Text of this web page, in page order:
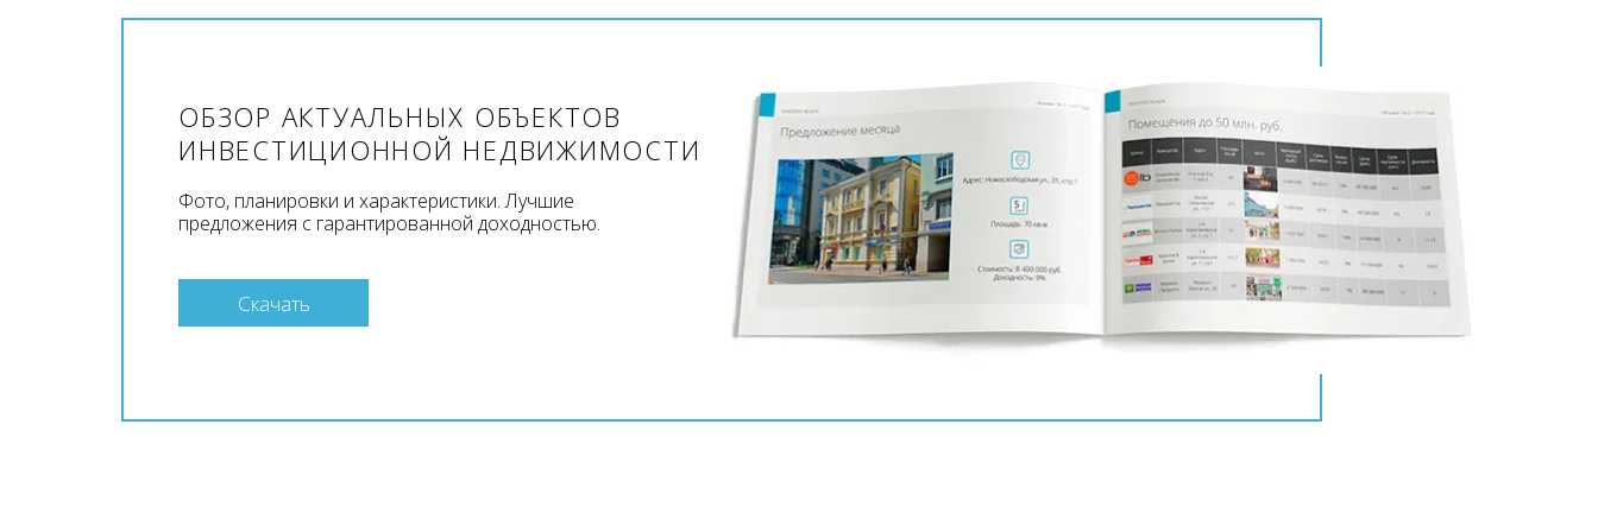
ОБЗОР АКТУАЛЬНЫХ ОБЪЕКТОВ
ИНВЕСТИЦИОННОЙ НЕДВИЖИМОСТИ
Фото, планировки и характеристики. Лучшие
предложения с гарантированной доходностью.
Скачать